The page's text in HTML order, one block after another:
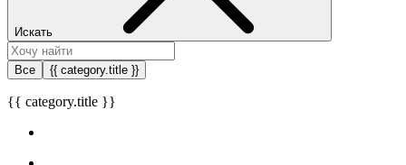
Искать
Все {{ category.title }}
{{ category.title }}